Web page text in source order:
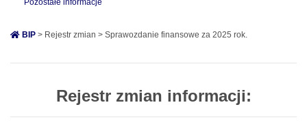
Pozostałe informacje
BIP > Rejestr zmian > Sprawozdanie finansowe za 2025 rok.
Rejestr zmian informacji: